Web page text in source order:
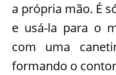
a própria mão. É
e usá-la para o
com uma
formando o